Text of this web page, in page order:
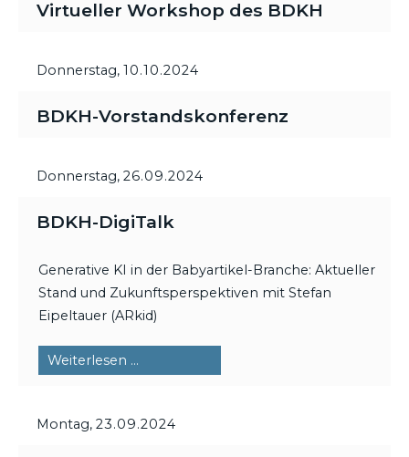
Virtueller Workshop des BDKH
Donnerstag, 10.10.2024
BDKH-Vorstandskonferenz
Donnerstag, 26.09.2024
BDKH-DigiTalk
Generative KI in der Babyartikel-Branche: Aktueller
Stand und Zukunftsperspektiven mit Stefan
Eipeltauer (ARkid)
Weiterlesen …
Montag, 23.09.2024